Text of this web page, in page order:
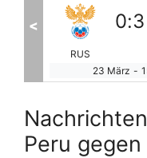
TUR
1:0
23 März -
<
Peru